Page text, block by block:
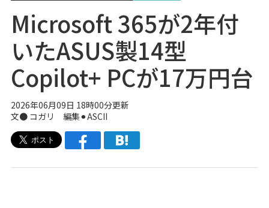
Microsoft 365が2年付
いたASUS製14型
Copilot+ PCが17万円台
2026年06月09日 18時00分更新
文● コガリ 編集⚫︎ASCII